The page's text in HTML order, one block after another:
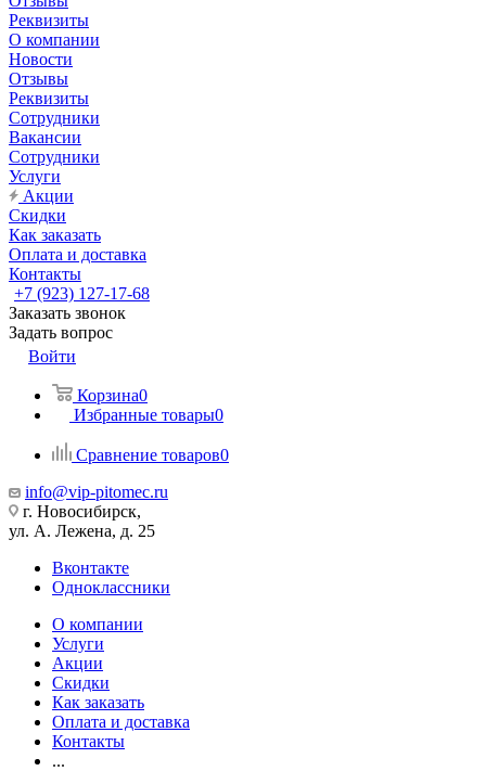
Реквизиты
О компании
Новости
Отзывы
Реквизиты
Сотрудники
Вакансии
Сотрудники
Услуги
Акции
Скидки
Как заказать
Оплата и доставка
Контакты
+7 (923) 127-17-68
Заказать звонок
Задать вопрос
Войти
Корзина0
Избранные товары0
Сравнение товаров0
info@vip-pitomec.ru
г. Новосибирск,
ул. А. Лежена, д. 25
Вконтакте
Одноклассники
О компании
Услуги
Акции
Скидки
Как заказать
Оплата и доставка
Контакты
...